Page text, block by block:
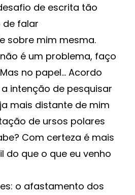
de escrita tão
de falar
sobre mim mesma.
é um problema, faço
no papel… Acordo
intenção de pesquisar
mais distante de mim
de ursos polares
Com certeza é mais
do que o que eu venho
o afastamento dos